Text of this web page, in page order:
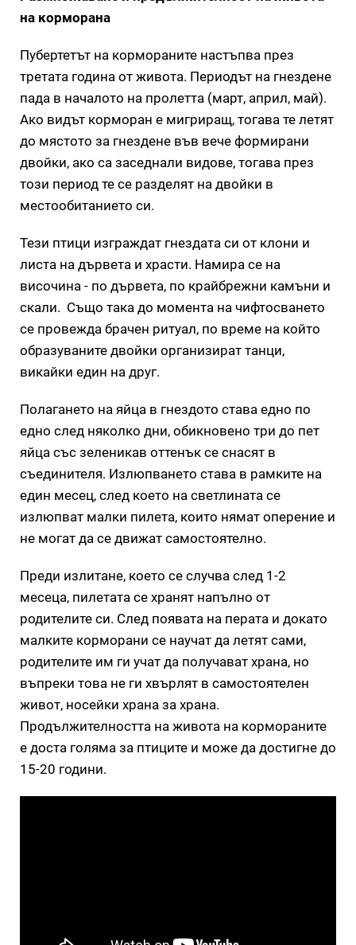
на корморана
Пубертетът на кормораните настъпва през
третата година от живота. Периодът на гнездене
пада в началото на пролетта (март, април, май).
Ако видът корморан е мигриращ, тогава те летят
до мястото за гнездене във вече формирани
двойки, ако са заседнали видове, тогава през
този период те се разделят на двойки в
местообитанието си.
Тези птици изграждат гнездата си от клони и
листа на дървета и храсти. Намира се на
височина - по дървета, по крайбрежни камъни и
скали. Също така до момента на чифтосването
се провежда брачен ритуал, по време на който
образуваните двойки организират танци,
викайки един на друг.
Полагането на яйца в гнездото става едно по
едно след няколко дни, обикновено три до пет
яйца със зеленикав оттенък се снасят в
съединителя. Излюпването става в рамките на
един месец, след което на светлината се
излюпват малки пилета, които нямат оперение и
не могат да се движат самостоятелно.
Преди излитане, което се случва след 1-2
месеца, пилетата се хранят напълно от
родителите си. След появата на перата и докато
малките корморани се научат да летят сами,
родителите им ги учат да получават храна, но
въпреки това не ги хвърлят в самостоятелен
живот, носейки храна за храна.
Продължителността на живота на кормораните
е доста голяма за птиците и може да достигне до
15-20 години.